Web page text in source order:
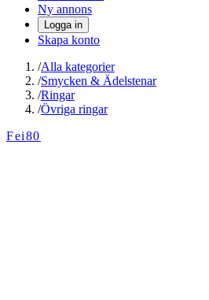
Ny annons
Logga in
Skapa konto
/Alla kategorier
/Smycken & Ädelstenar
/Ringar
/Övriga ringar
Fei80